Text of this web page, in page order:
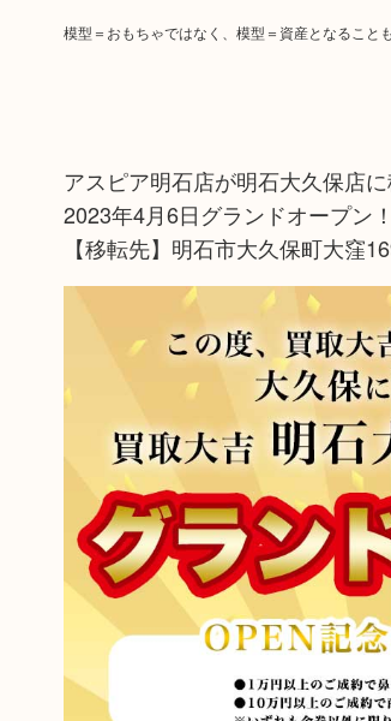
模型＝おもちゃではなく、模型＝資産となるこ
アスピア明石店が明石大久保店に
2023年4月6日グランドオープン！
【移転先】明石市大久保町大窪